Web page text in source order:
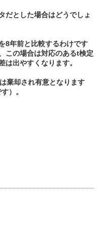
だとした場合はどうでしょ
8年前と比較するわけです
この場合は対応のあるt検定
は出やすくなります。
棄却され有意となります
）。